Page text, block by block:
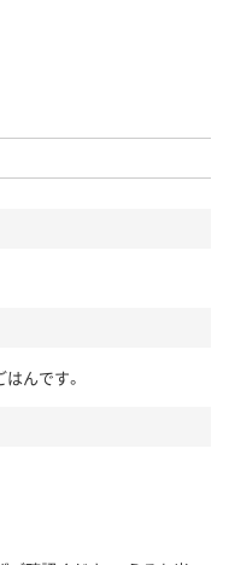
んです。